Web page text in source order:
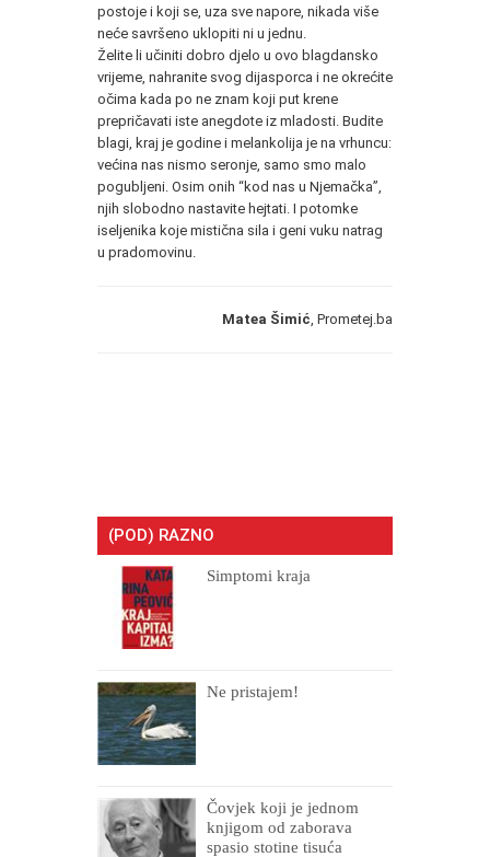
postoje i koji se, uza sve napore, nikada više
neće savršeno uklopiti ni u jednu.
Želite li učiniti dobro djelo u ovo blagdansko
vrijeme, nahranite svog dijasporca i ne okrećite
očima kada po ne znam koji put krene
prepričavati iste anegdote iz mladosti. Budite
blagi, kraj je godine i melankolija je na vrhuncu:
većina nas nismo seronje, samo smo malo
pogubljeni. Osim onih “kod nas u Njemačka”,
njih slobodno nastavite hejtati. I potomke
iseljenika koje mistična sila i geni vuku natrag
u pradomovinu.
Matea Šimić , Prometej.ba
(POD) RAZNO
Simptomi kraja
Ne pristajem!
Čovjek koji je jednom
knjigom od zaborava
spasio stotine tisuća